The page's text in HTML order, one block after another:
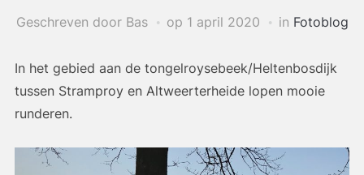
Geschreven door Bas op 1 april 2020 in Fotoblog
In het gebied aan de tongelroysebeek/Heltenbosdijk
tussen Stramproy en Altweerterheide lopen mooie
runderen.